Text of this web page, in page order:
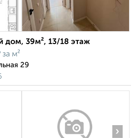
дом, 39м², 13/18 этаж
за м²
29
›